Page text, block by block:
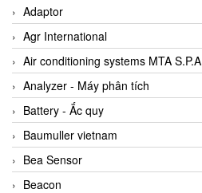
AC Infinity Vietnam
AC&E Telecommunications
AC&T Vietnam
Accepta Vietnam
ACCUMAC Vietnam
AccuWeb Vietnam
Acey
ACOEM Vietnam
Adaptor
Agr International
Air conditioning systems MTA S.P.A
Analyzer - Máy phân tích
Battery - Ắc quy
Baumuller vietnam
Bea Sensor
Beacon